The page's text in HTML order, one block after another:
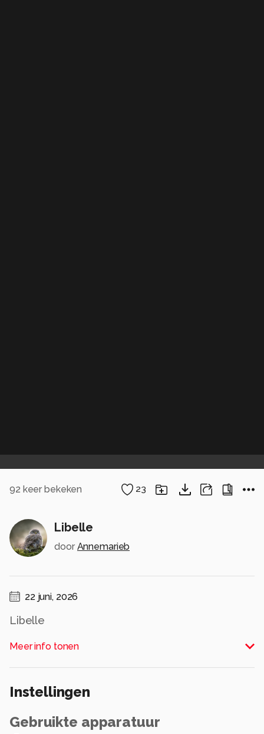
92 keer bekeken 23
Libelle
door Annemarieb
22 juni, 2026
Libelle
Alle rechten voorbehouden
Meer info tonen
Instellingen
Gebruikte apparatuur